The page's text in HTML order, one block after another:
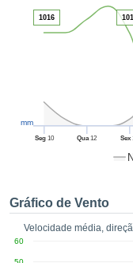
fornecer-
de alta
a
o
no
como
ACEITAR
Seg10 Qua12 Sex
mm
1016
Gráfico de Vento
Velocidade média,
60